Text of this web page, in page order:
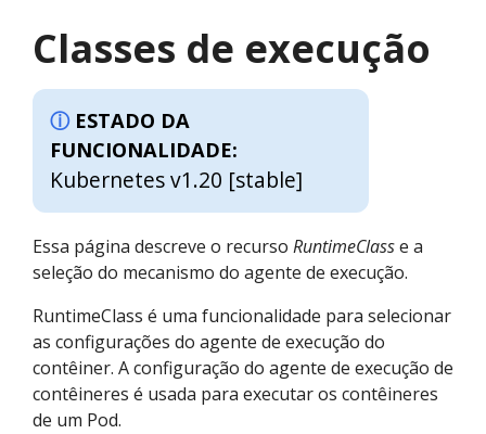
Classes de execução
ESTADO DA
FUNCIONALIDADE:
Kubernetes v1.20 [stable]
Essa página descreve o recurso RuntimeClasse a
seleção do mecanismo do agente de execução.
RuntimeClass é uma funcionalidade para selecionar
as configurações do agente de execução do
contêiner. A configuração do agente de execução de
contêineres é usada para executar os contêineres
de um Pod.